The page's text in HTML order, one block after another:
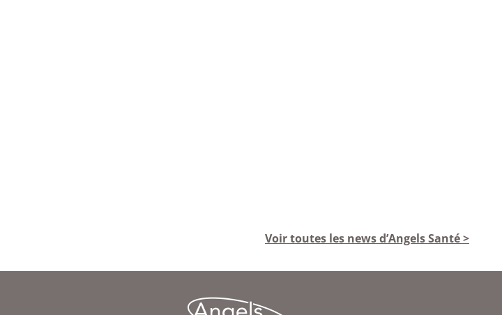
Voir toutes les news d’Angels Santé >